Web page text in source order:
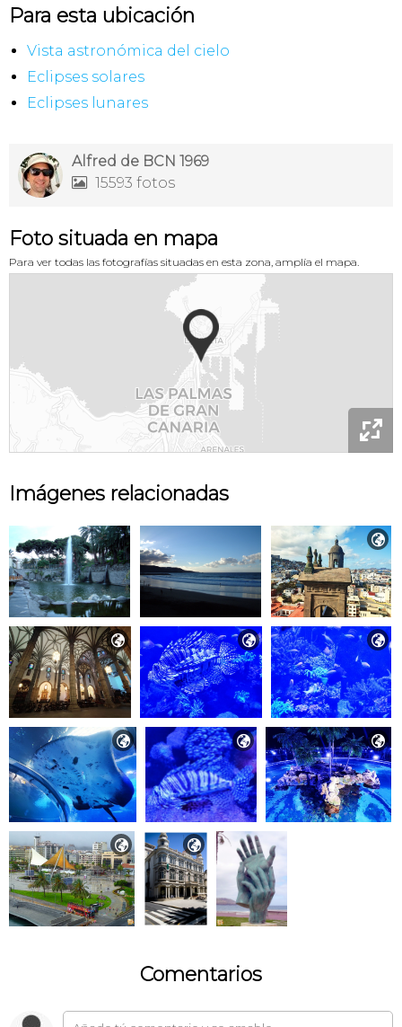
Para esta ubicación
Vista astronómica del cielo
Eclipses solares
Eclipses lunares
Alfred de BCN 1969
 15593 fotos
Foto situada en mapa
Para ver todas las fotografías situadas en esta zona, amplía el mapa.

Imágenes relacionadas

  
  
 
Comentarios